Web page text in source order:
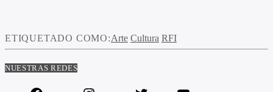
ETIQUETADO COMO:Arte Cultura RFI
NUESTRAS REDES